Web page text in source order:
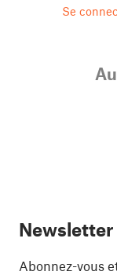
Se
Newsletter
Abonnez-vous